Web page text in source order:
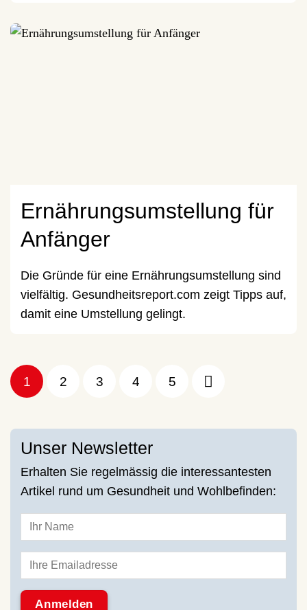
Ernährungsumstellung für
Anfänger
Die Gründe für eine Ernährungsumstellung sind
vielfältig. Gesundheitsreport.com zeigt Tipps auf,
damit eine Umstellung gelingt.
1 2 3 4 5
Unser Newsletter
Erhalten Sie regelmässig die interessantesten
Artikel rund um Gesundheit und Wohlbefinden: